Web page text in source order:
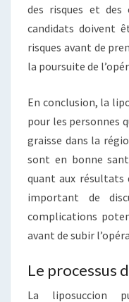
des risques et des
candidats doivent
risques avant de
la poursuite de
En conclusion, la
pour les personnes
graisse dans la
sont en bonne
quant aux résultats
important de
complications
avant de subir
Le processus
La liposuccion